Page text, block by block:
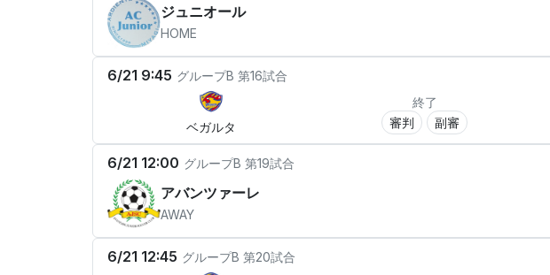
ジュニオール
HOME
6/21 9:45 グループB 第16試合
ベガルタ
終了
審判
副審
6/21 12:00 グループB 第19試合
アバンツァーレ
AWAY
6/21 12:45 グループB 第20試合